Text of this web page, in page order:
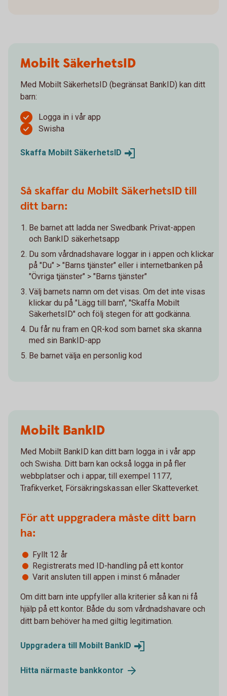
Mobilt SäkerhetsID
Med Mobilt SäkerhetsID (begränsat BankID) kan ditt
barn:
Logga in i vår app
Swisha
Skaffa Mobilt SäkerhetsID
Så skaffar du Mobilt SäkerhetsID till
ditt barn:
Be barnet att ladda ner Swedbank Privat-appen
och BankID säkerhetsapp
Du som vårdnadshavare loggar in i appen och klickar
på "Du" > "Barns tjänster" eller i internetbanken på
"Övriga tjänster" > "Barns tjänster"
Välj barnets namn om det visas. Om det inte visas
klickar du på "Lägg till barn", "Skaffa Mobilt
SäkerhetsID" och följ stegen för att godkänna.
Du får nu fram en QR-kod som barnet ska skanna
med sin BankID-app
Be barnet välja en personlig kod
Mobilt BankID
Med Mobilt BankID kan ditt barn logga in i vår app
och Swisha. Ditt barn kan också logga in på fler
webbplatser och i appar, till exempel 1177,
Trafikverket, Försäkringskassan eller Skatteverket.
För att uppgradera måste ditt barn
ha:
Fyllt 12 år
Registrerats med ID-handling på ett kontor
Varit ansluten till appen i minst 6 månader
Om ditt barn inte uppfyller alla kriterier så kan ni få
hjälp på ett kontor. Både du som vårdnadshavare och
ditt barn behöver ha med giltig legitimation.
Uppgradera till Mobilt BankID
Hitta närmaste bankkontor